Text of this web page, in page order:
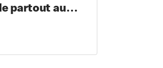
partout au
8 mai afin de
d’enfant